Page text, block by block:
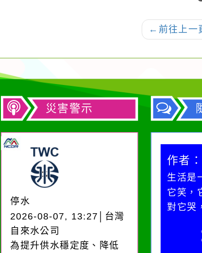
← 前往上一
災害警示
停水
2026-08-07, 13:27│台灣
自來水公司
為提升供水穩定度、降低
滴污
污水
的存
作者：網路小語
在實現理想的路途中，
誘惑。
作者
生活是
它笑，
對它哭